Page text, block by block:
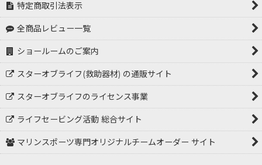
特定商取引法表示
全商品レビュー一覧
ショールームのご案内
スターオブライフ(救助器材) の通販サイト
スターオブライフのライセンス事業
ライフセービング活動 総合サイト
マリンスポーツ専門オリジナルチームオーダー サイト